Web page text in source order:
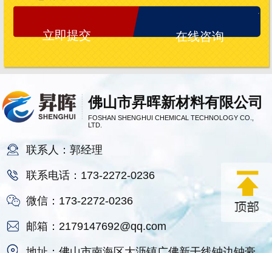
佛山市昇晖新材料有限公司
FOSHAN SHENGHUI CHEMICAL TECHNOLOGY CO.,
LTD.
联系人：郭经理
联系电话：173-2272-0236
微信：173-2272-0236
邮箱：2179147692@qq.com
在线咨询